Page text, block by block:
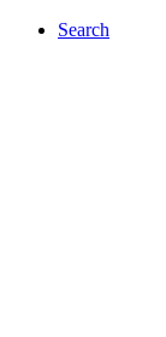
Search